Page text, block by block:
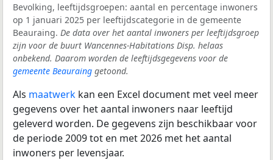
Bevolking, leeftijdsgroepen: aantal en percentage inwoners
op 1 januari 2025 per leeftijdscategorie in de gemeente
Beauraing. De data over het aantal inwoners per leeftijdsgroep
zijn voor de buurt Wancennes-Habitations Disp. helaas
onbekend. Daarom worden de leeftijdsgegevens voor de
gemeente Beauraing getoond.
Als maatwerk kan een Excel document met veel meer
gegevens over het aantal inwoners naar leeftijd
geleverd worden. De gegevens zijn beschikbaar voor
de periode 2009 tot en met 2026 met het aantal
inwoners per levensjaar.